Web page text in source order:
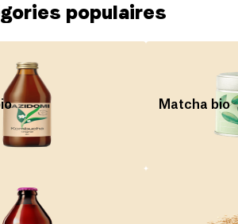
populaires
Matcha bio